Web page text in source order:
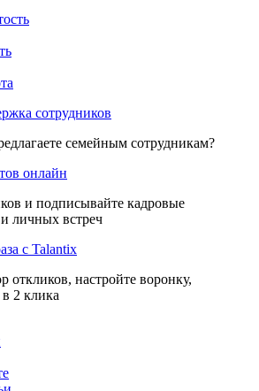
сотрудников
семейным сотрудникам?
онлайн
и подписывайте кадровые
личных встреч
с Talantix
откликов, настройте воронку,
2 клика